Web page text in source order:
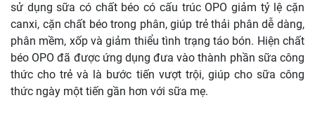
sử dụng sữa có chất béo có cấu trúc OPO giảm tỷ lệ cặn
canxi, cặn chất béo trong phân, giúp trẻ thải phân dễ dàng,
phân mềm, xốp và giảm thiểu tình trạng táo bón. Hiện chất
béo OPO đã được ứng dụng đưa vào thành phần sữa công
thức cho trẻ và là bước tiến vượt trội, giúp cho sữa công
thức ngày một tiến gần hơn với sữa mẹ.